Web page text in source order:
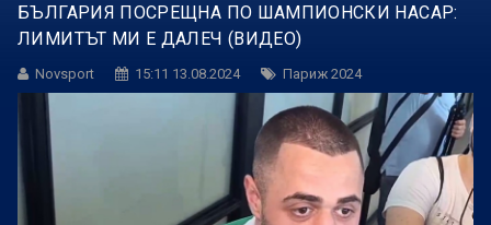
БЪЛГАРИЯ ПОСРЕЩНА ПО ШАМПИОНСКИ НАСАР:
ЛИМИТЪТ МИ Е ДАЛЕЧ (ВИДЕО)
Novsport 15:11 13.08.2024 Париж 2024